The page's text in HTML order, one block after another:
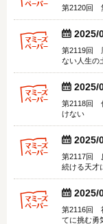
第2120回
  2025/
第2119回
ない人生の
  2025/
第2118回
けない
  2025/
第2117回
続ける天才
  2025/
第2116回
てに挑む勇